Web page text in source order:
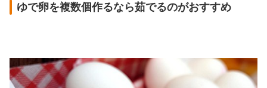
ゆで卵を複数個作るなら茹でるのがおすすめ